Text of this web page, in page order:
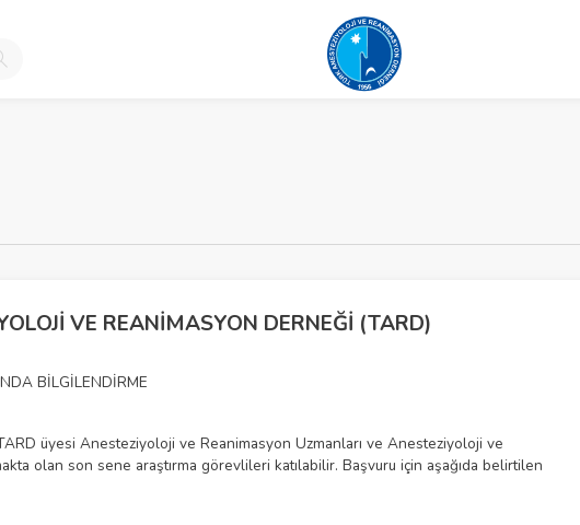
VE REANİMASYON DERNEĞİ (TARD)
BİLGİLENDİRME
üyesi Anesteziyoloji ve Reanimasyon Uzmanları ve Anesteziyoloji ve
olan son sene araştırma görevlileri katılabilir. Başvuru için aşağıda belirtilen